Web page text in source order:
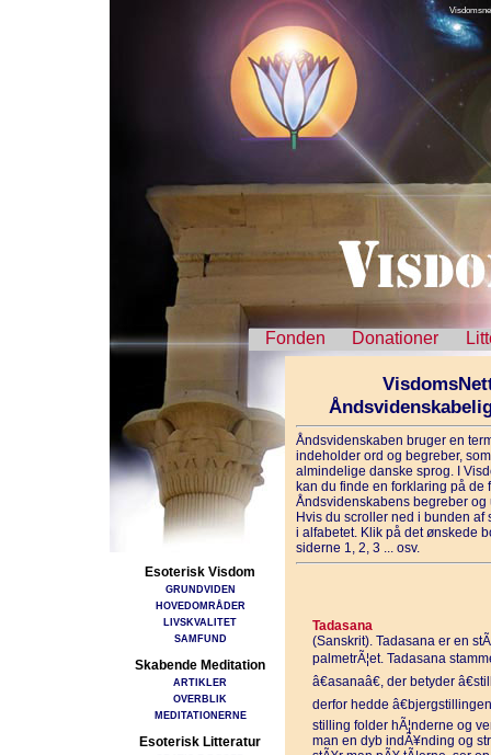
Fonden Donationer
Esoterisk Visdom
GRUNDVIDEN
HOVEDOMRÅDER
LIVSKVALITET
SAMFUND
Skabende Meditation
ARTIKLER
OVERBLIK
MEDITATIONERNE
Esoterisk Litteratur
Åndsvidenskaben bruger en
indeholder ord og begreber,
almindelige danske sprog. I
kan du finde en forklaring på de
Åndsvidenskabens begreber og
Hvis du scroller ned i bunden
i alfabetet. Klik på det ønskede
siderne 1, 2, 3 ... osv.
Tadasana
(Sanskrit). Tadasana er en
palmetrÃ¦et. Tadasana
â€asanaâ€, der betyder
derfor hedde
stilling folder hÃ¦nderne og
man en dyb indÃ¥nding og